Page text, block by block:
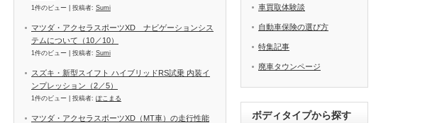
1件のビュー 投稿者: Sumi
マツダ・アクセラスポーツXD ナビゲーションシス
テムについて（10／10）
1件のビュー 投稿者: Sumi
スズキ・新型スイフト ハイブリッドRS試乗 内装イ
ンプレッション（2／5）
1件のビュー 投稿者: ぽこまる
マツダ・アクセラスポーツXD（MT車）の走行性能
車買取体験談
自動車保険の選び方
特集記事
廃車タウンページ
ボディタイプから探す